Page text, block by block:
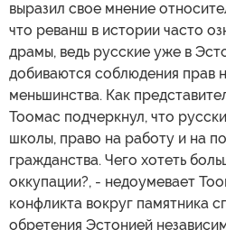
выразил свое мнение
что реванш в истории часто
драмы, ведь русские уже в
добиваются соблюдения прав
меньшинства. Как
Тоомас подчеркнул, что
школы, право на работу и на
гражданства. Чего хотеть
оккупации?, - недоумевает
конфликта вокруг памятника
обретения Эстонией